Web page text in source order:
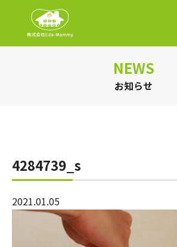
NEWS
お知らせ
4284739_s
2021.01.05